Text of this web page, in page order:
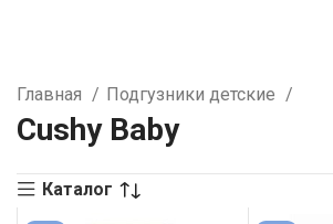
Главная Подгузники детские
Cushy Baby
Каталог